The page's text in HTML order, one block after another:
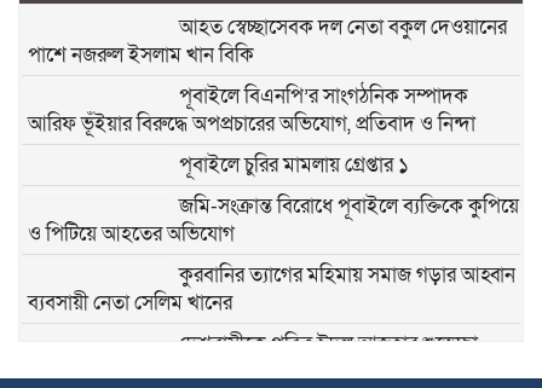
আহত স্বেচ্ছাসেবক দল নেতা বকুল দেওয়ানের
পাশে নজরুল ইসলাম খান বিকি
পূবাইলে বিএনপি’র সাংগঠনিক সম্পাদক
আরিফ ভূঁইয়ার বিরুদ্ধে অপপ্রচারের অভিযোগ, প্রতিবাদ ও নিন্দা
পূবাইলে চুরির মামলায় গ্রেপ্তার ১
জমি-সংক্রান্ত বিরোধে পূবাইলে ব্যক্তিকে কুপিয়ে
ও পিটিয়ে আহতের অভিযোগ
কুরবানির ত্যাগের মহিমায় সমাজ গড়ার আহ্বান
ব্যবসায়ী নেতা সেলিম খানের
দেশবাসীকে পবিত্র ঈদুল আজহার শুভেচ্ছা
জানালেন আবু সাঈদ সরকার